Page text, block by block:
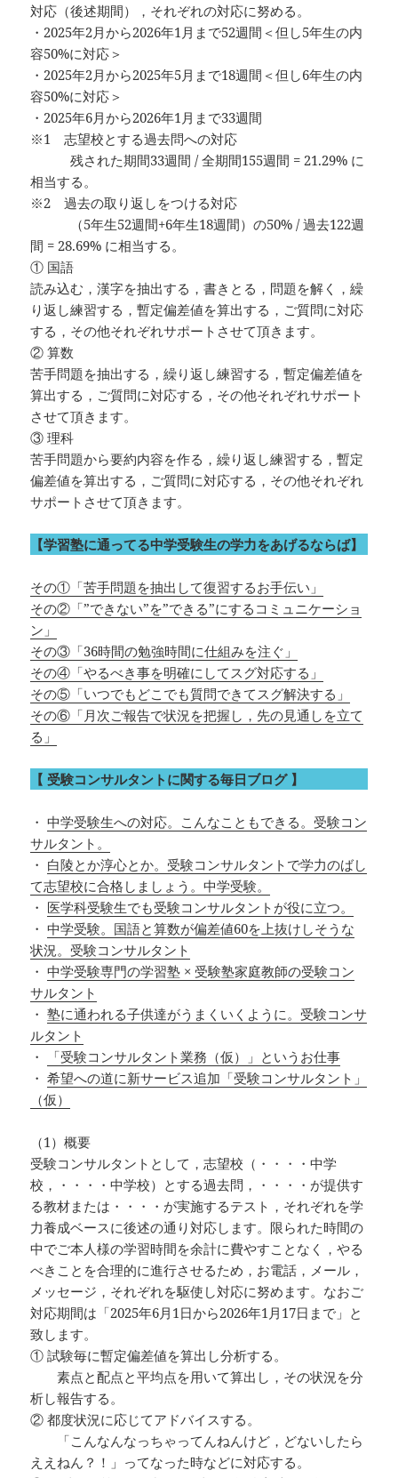
対応（後述期間），それぞれの対応に努める。
・2025年2月から2026年1月まで52週間＜但し5年生の内
容50%に対応＞
・2025年2月から2025年5月まで18週間＜但し6年生の内
容50%に対応＞
・2025年6月から2026年1月まで33週間
※1 志望校とする過去問への対応
残された期間33週間 / 全期間155週間 = 21.29% に
相当する。
※2 過去の取り返しをつける対応
（5年生52週間+6年生18週間）の50% / 過去122週
間 = 28.69% に相当する。
① 国語
読み込む，漢字を抽出する，書きとる，問題を解く，繰
り返し練習する，暫定偏差値を算出する，ご質問に対応
する，その他それぞれサポートさせて頂きます。
② 算数
苦手問題を抽出する，繰り返し練習する，暫定偏差値を
算出する，ご質問に対応する，その他それぞれサポート
させて頂きます。
③ 理科
苦手問題から要約内容を作る，繰り返し練習する，暫定
偏差値を算出する，ご質問に対応する，その他それぞれ
サポートさせて頂きます。
【学習塾に通ってる中学受験生の学力をあげるならば】
その①「苦手問題を抽出して復習するお手伝い」
その②「”できない”を”できる”にするコミュニケーショ
ン」
その③「36時間の勉強時間に仕組みを注ぐ」
その④「やるべき事を明確にしてスグ対応する」
その⑤「いつでもどこでも質問できてスグ解決する」
その⑥「月次ご報告で状況を把握し，先の見通しを立て
る」
【 受験コンサルタントに関する毎日ブログ 】
・中学受験生への対応。こんなこともできる。受験コン
サルタント。
・ 白陵とか淳心とか。受験コンサルタントで学力のばし
て志望校に合格しましょう。中学受験。
・ 医学科受験生でも受験コンサルタントが役に立つ。
・中学受験。国語と算数が偏差値60を上抜けしそうな
状況。受験コンサルタント
・中学受験専門の学習塾 × 受験塾家庭教師の受験コン
サルタント
・塾に通われる子供達がうまくいくように。受験コンサ
ルタント
・
「受験コンサルタント業務（仮）」というお仕事
・希望への道に新サービス追加「受験コンサルタント」
（仮）
（1）概要
受験コンサルタントとして，志望校（・・・・中学
校，・・・・中学校）とする過去問，・・・・が提供す
る教材または・・・・が実施するテスト，それぞれを学
力養成ベースに後述の通り対応します。限られた時間の
中でご本人様の学習時間を余計に費やすことなく，やる
べきことを合理的に進行させるため，お電話，メール，
メッセージ，それぞれを駆使し対応に努めます。なおご
対応期間は「2025年6月1日から2026年1月17日まで」と
致します。
① 試験毎に暫定偏差値を算出し分析する。
素点と配点と平均点を用いて算出し，その状況を分
析し報告する。
② 都度状況に応じてアドバイスする。
「こんなんなっちゃってんねんけど，どないしたら
ええねん？！」ってなった時などに対応する。